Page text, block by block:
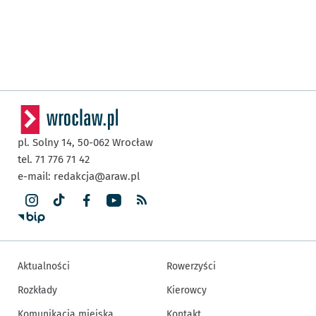
pl. Solny 14, 50-062 Wrocław
tel. 71 776 71 42
e-mail: redakcja@araw.pl
Aktualności
Rozkłady
Rowerzyści
Kierowcy